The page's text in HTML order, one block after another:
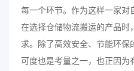
每一个环节。作为这样一家对
在选择仓储物流搬运的产品时
求。除了高效安全、节能环保
可度也是考量之一，也正因